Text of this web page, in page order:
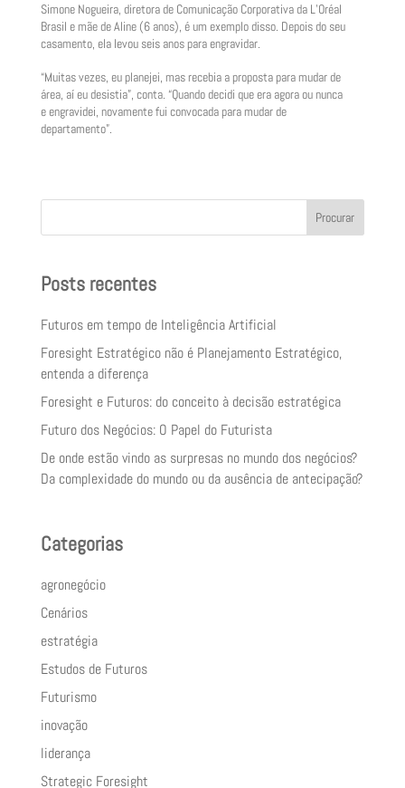
Simone Nogueira, diretora de Comunicação Corporativa da L’Oréal
Brasil e mãe de Aline (6 anos), é um exemplo disso. Depois do seu
casamento, ela levou seis anos para engravidar.
“Muitas vezes, eu planejei, mas recebia a proposta para mudar de
área, aí eu desistia”, conta. “Quando decidi que era agora ou nunca
e engravidei, novamente fui convocada para mudar de
departamento”.
Procurar
Posts recentes
Futuros em tempo de Inteligência Artificial
Foresight Estratégico não é Planejamento Estratégico,
entenda a diferença
Foresight e Futuros: do conceito à decisão estratégica
Futuro dos Negócios: O Papel do Futurista
De onde estão vindo as surpresas no mundo dos negócios?
Da complexidade do mundo ou da ausência de antecipação?
Categorias
agronegócio
Cenários
estratégia
Estudos de Futuros
Futurismo
inovação
liderança
Strategic Foresight